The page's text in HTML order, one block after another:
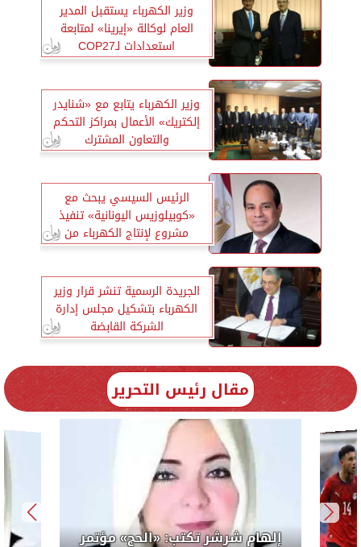
وزير الكهرباء يستقبل المدير
العام لوكالة «إيرينا» لمتابعة
استعدادات لـCOP27
وزير الكهرباء يتابع مع «شنايدر
إلكتريك» الأعمال بمراكز التحكم
والتعاون المشترك
الرئيس السيسي يبحث مع
«كوبيلوزيس اليونانية» تنفيذ
مشروع لإنتاج الكهرباء من
الطاقة المتجددة
الجريدة الرسمية تنشر قرار وزير
الكهرباء بتشكيل مجلس إدارة
الشركة القابضة
مقال رئيس التحرير